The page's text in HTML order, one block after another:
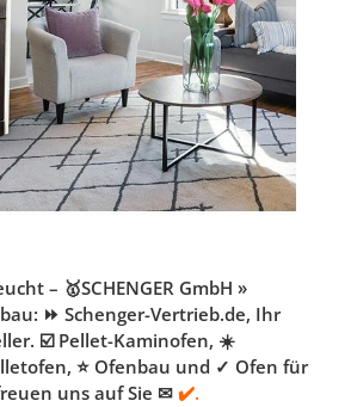
– 🥇SCHENGER GmbH »
⏩ Schenger-Vertrieb.de, Ihr
☑️ Pellet-Kaminofen, ☀️
⭐ Ofenbau und ✓ Ofen für
uns auf Sie ✉ ✔️.